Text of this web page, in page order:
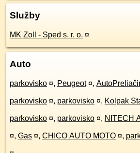
Služby
MK Zoll - Sped s. r. o. ¤
Auto
parkovisko ¤, Peugeot ¤,
parkovisko ¤, parkovisko ¤, Kolpak
parkovisko ¤, parkovisko ¤, NITECH
¤, Gas ¤, CHICO AUTO MOTO ¤,